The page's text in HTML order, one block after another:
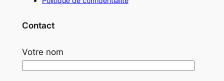
Contact
Votre nom